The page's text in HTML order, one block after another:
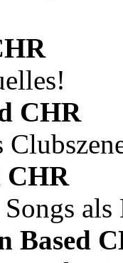
CHR
CHR
Songs
Based